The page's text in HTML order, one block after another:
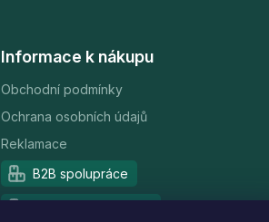
Informace k nákupu
Obchodní podmínky
Ochrana osobních údajů
Reklamace
B2B spolupráce